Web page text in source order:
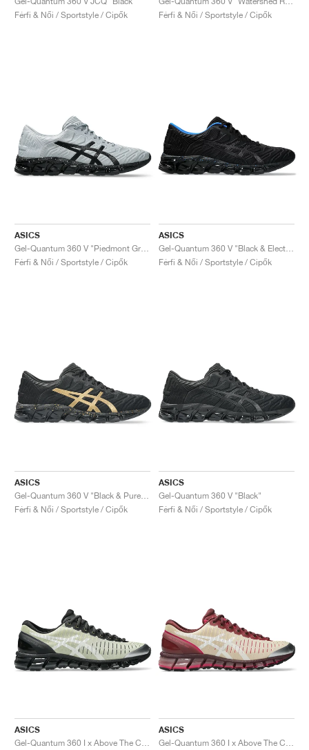
Férfi & Női / Sportstyle / Cipők
Férfi & Női / Sportstyle / Cipők
ASICS
Férfi & Női / Sportstyle / Cipők
ASICS
Férfi & Női / Sportstyle / Cipők
ASICS
Férfi & Női / Sportstyle / Cipők
ASICS
Gel-Quantum 360 V "Black"
Férfi & Női / Sportstyle / Cipők
ASICS
ASICS